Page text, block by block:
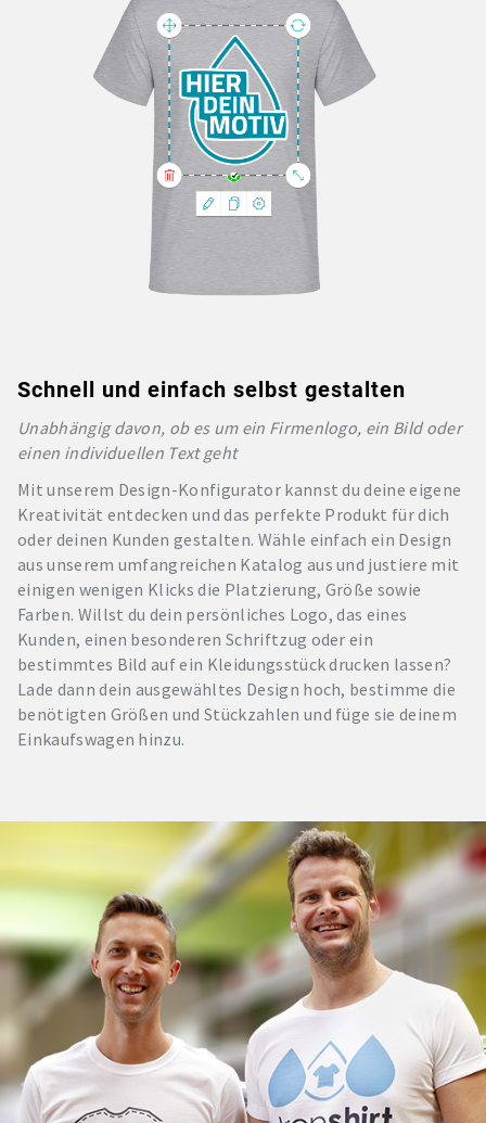
Schnell und einfach selbst gestalten
Unabhängig davon, ob es um ein Firmenlogo, ein Bild oder
einen individuellen Text geht
Mit unserem Design-Konfigurator kannst du deine eigene
Kreativität entdecken und das perfekte Produkt für dich
oder deinen Kunden gestalten. Wähle einfach ein Design
aus unserem umfangreichen Katalog aus und justiere mit
einigen wenigen Klicks die Platzierung, Größe sowie
Farben. Willst du dein persönliches Logo, das eines
Kunden, einen besonderen Schriftzug oder ein
bestimmtes Bild auf ein Kleidungsstück drucken lassen?
Lade dann dein ausgewähltes Design hoch, bestimme die
benötigten Größen und Stückzahlen und füge sie deinem
Einkaufswagen hinzu.